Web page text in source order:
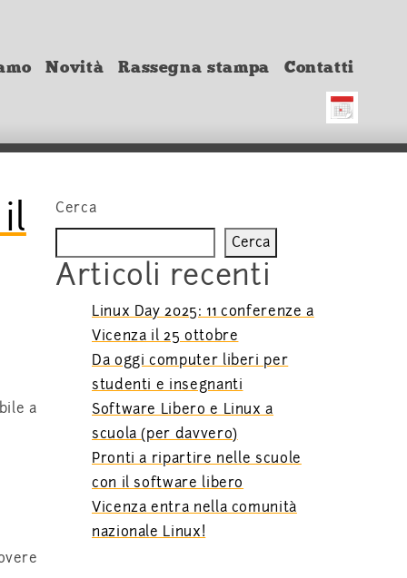
Novità Rassegna stampa Contatti
a
Cerca
Cerca
Articoli recenti
Linux Day 2025: 11 conferenze a
Vicenza il 25 ottobre
Da oggi computer liberi per
studenti e insegnanti
Software Libero e Linux a
scuola (per davvero)
Pronti a ripartire nelle scuole
con il software libero
Vicenza entra nella comunità
nazionale Linux!